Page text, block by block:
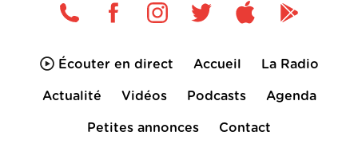
Écouter en direct Accueil La Radio
Actualité Vidéos Podcasts Agenda
Petites annonces Contact